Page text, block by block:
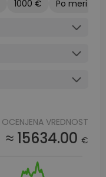
1000 €
Po meri
OCENJENA VREDNOST
≈ 15634.00 €